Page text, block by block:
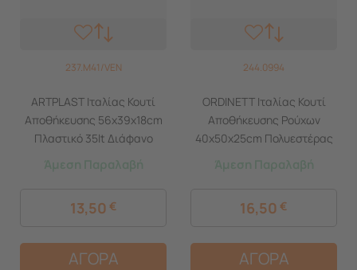
237.M41/VEN
ARTPLAST Ιταλίας Κουτί
Αποθήκευσης 56x39x18cm
Πλαστικό 35lt Διάφανο
Decor Venezia
Άμεση Παραλαβή
13,50 €
ΑΓΟΡΑ
244.0994
ORDINETT Ιταλίας Κουτί
Αποθήκευσης Ρούχων
40x50x25cm Πολυεστέρας
50lt 1.23kg BOX LARGE
Άμεση Παραλαβή
16,50 €
ΑΓΟΡΑ